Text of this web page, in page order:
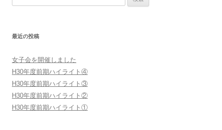
最近の投稿
女子会を開催しました
H30年度前期ハイライト④
H30年度前期ハイライト③
H30年度前期ハイライト②
H30年度前期ハイライト①